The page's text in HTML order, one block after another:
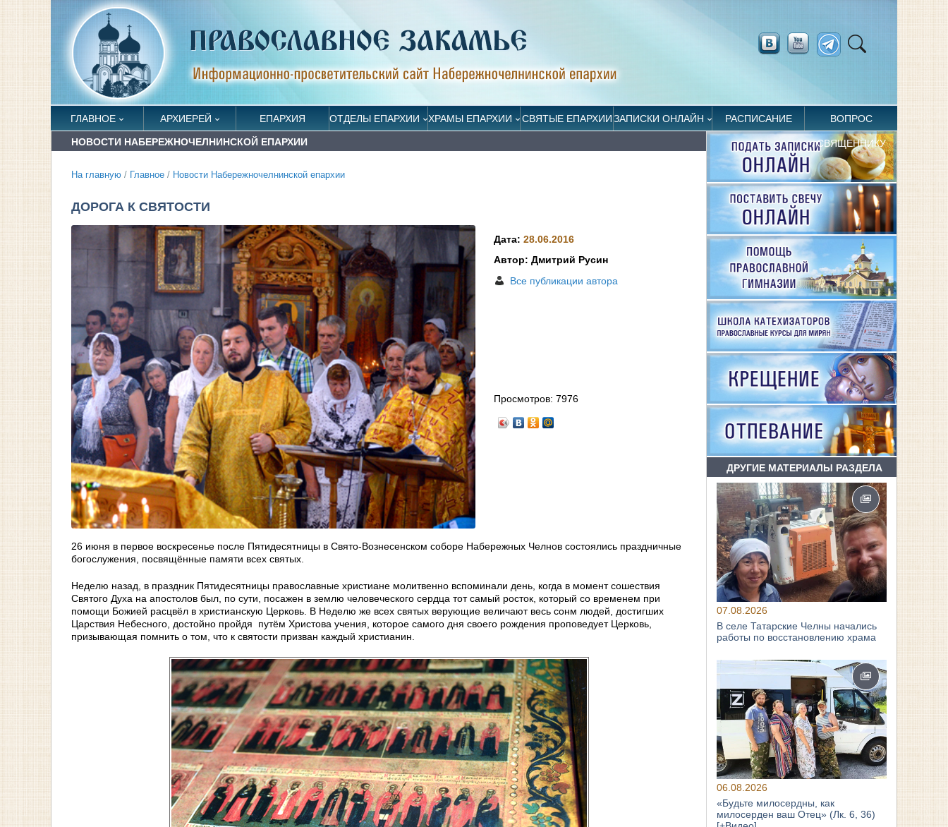
ГЛАВНОЕ АРХИЕРЕЙ ЕПАРХИЯ ОТДЕЛЫ ЕПАРХИИ ХРАМЫ ЕПАРХИИ СВЯТЫЕ ЕПАРХИИЗАПИСКИ ОНЛАЙН РАСПИСАНИЕ ВОПРОС
СВЯЩЕННИКУ
НОВОСТИ НАБЕРЕЖНОЧЕЛНИНСКОЙ ЕПАРХИИ
На главную / Главное / Новости Набережночелнинской епархии
ДОРОГА К СВЯТОСТИ
Дата:28.06.2016
Автор: Дмитрий Русин
Все публикации автора
Просмотров:7976
26 июня в первое воскресенье после Пятидесятницы в Свято-Вознесенском соборе Набережных Челнов состоялись праздничные
богослужения, посвящённые памяти всех святых.
Неделю назад, в праздник Пятидесятницы православные христиане молитвенно вспоминали день, когда в момент сошествия
Святого Духа на апостолов был, по сути, посажен в землю человеческого сердца тот самый росток, который со временем при
помощи Божией расцвёл в христианскую Церковь. В Неделю же всех святых верующие величают весь сонм людей, достигших
Царствия Небесного, достойно пройдя путём Христова учения, которое самого дня своего рождения проповедует Церковь,
призывающая помнить о том, что к святости призван каждый христианин.
ДРУГИЕ МАТЕРИАЛЫ РАЗДЕЛА
07.08.2026
В селе Татарские Челны начались
работы по восстановлению храма
06.08.2026
«Будьте милосердны, как
милосерден ваш Отец» (Лк. 6, 36)